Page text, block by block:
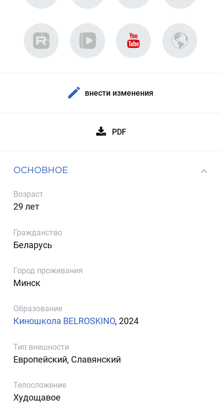
внести изменения
PDF
ОСНОВНОЕ
Возраст
29 лет
Гражданство
Беларусь
Город проживания
Минск
Образование
Киношкола BELROSKINO, 2024
Тип внешности
Европейский, Славянский
Телосложение
Худощавое